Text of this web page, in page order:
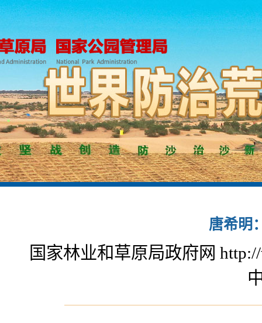
唐希明
国家林业和草原局政府网